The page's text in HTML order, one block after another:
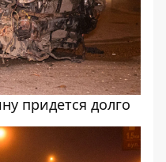
придется долго